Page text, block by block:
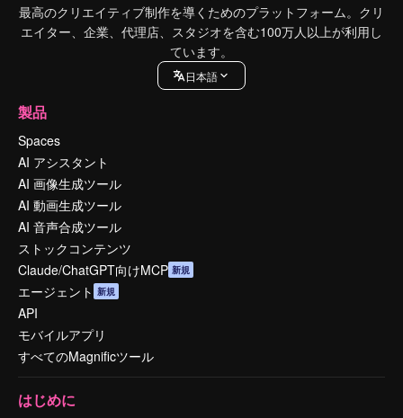
最高のクリエイティブ制作を導くためのプラットフォーム。クリ
エイター、企業、代理店、スタジオを含む100万人以上が利用し
ています。
日本語
製品
Spaces
AI アシスタント
AI 画像生成ツール
AI 動画生成ツール
AI 音声合成ツール
ストックコンテンツ
Claude/ChatGPT向けMCP 新規
エージェント 新規
API
モバイルアプリ
すべてのMagnificツール
はじめに